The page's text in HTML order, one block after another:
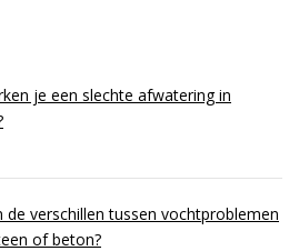
je een slechte afwatering in
de verschillen tussen vochtproblemen
of beton?